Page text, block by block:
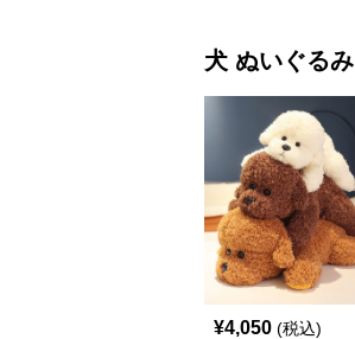
犬 ぬいぐるみ
¥4,050 (税込)